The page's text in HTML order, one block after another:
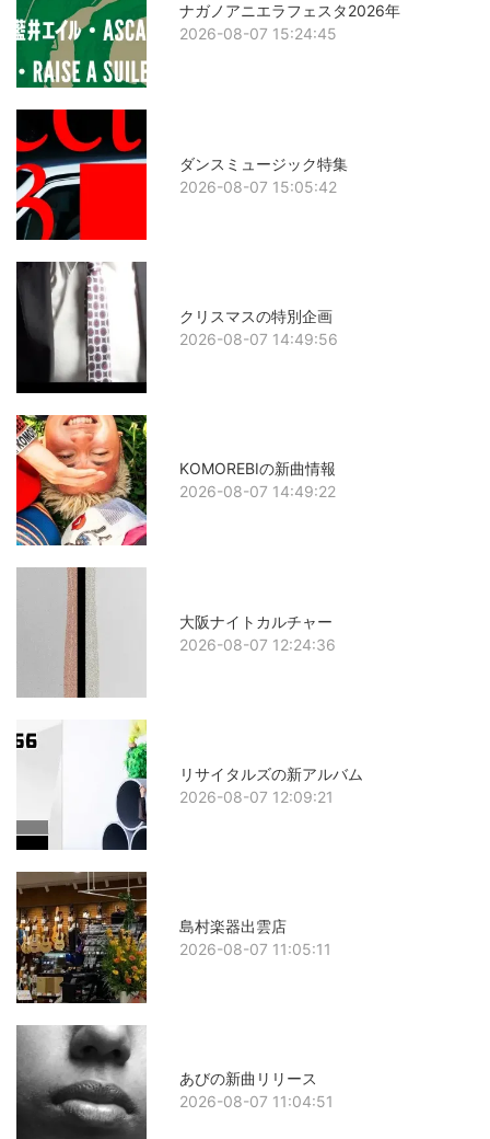
ナガノアニエラフェスタ2026年
2026-08-07 15:24:45
ダンスミュージック特集
2026-08-07 15:05:42
クリスマスの特別企画
2026-08-07 14:49:56
KOMOREBIの新曲情報
2026-08-07 14:49:22
大阪ナイトカルチャー
2026-08-07 12:24:36
リサイタルズの新アルバム
2026-08-07 12:09:21
島村楽器出雲店
2026-08-07 11:05:11
あびの新曲リリース
2026-08-07 11:04:51